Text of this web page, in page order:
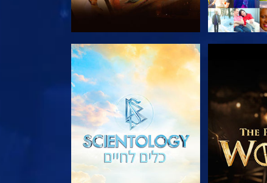
בדוק את הסדרה